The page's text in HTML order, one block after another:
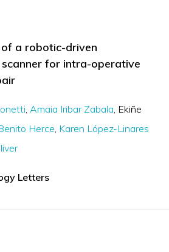
a robotic-driven
for intra-operative
Amaia Iribar Zabala Ekiñe
Herce Karen López-Linares
Letters